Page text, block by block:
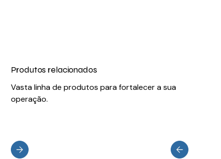
Produtos relacionados
Vasta linha de produtos para fortalecer a sua
operação.